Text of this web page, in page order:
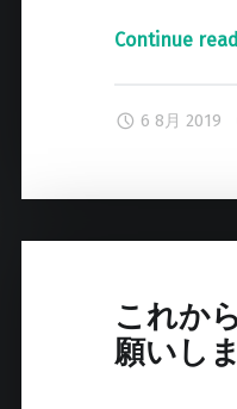
Continue
6 8月 2019
これか
願いし